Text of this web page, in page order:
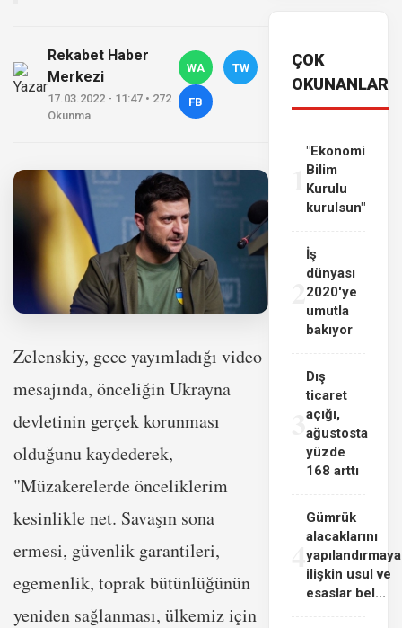
Rekabet Haber
Merkezi
17.03.2022 - 11:47 • 272
Okunma
WA TW
FB
Zelenskiy, gece yayımladığı video
mesajında, önceliğin Ukrayna
devletinin gerçek korunması
olduğunu kaydederek,
"Müzakerelerde önceliklerim
kesinlikle net. Savaşın sona
ermesi, güvenlik garantileri,
egemenlik, toprak bütünlüğünün
yeniden sağlanması, ülkemiz için
ÇOK
OKUNANLAR
"Ekonomi
Bilim
Kurulu
kurulsun"
İş
dünyası
2020'ye
umutla
bakıyor
3
Dış
ticaret
açığı,
ağustosta
yüzde
168 arttı
4
Gümrük
alacaklarını
yapılandırmaya
ilişkin usul ve
esaslar bel...